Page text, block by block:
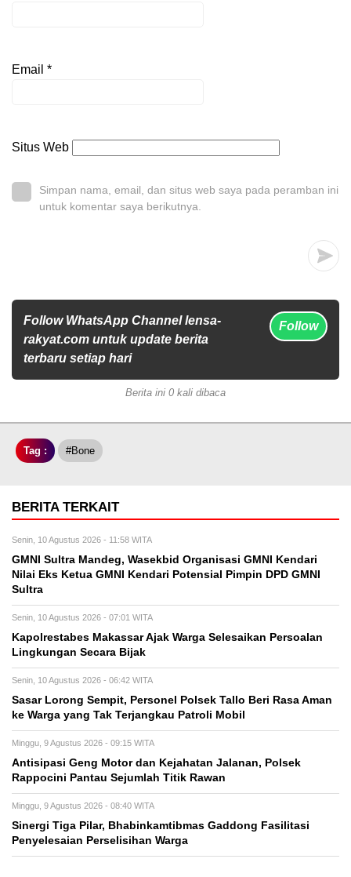
Email *
Situs Web
Simpan nama, email, dan situs web saya pada peramban ini
untuk komentar saya berikutnya.
Follow WhatsApp Channel lensa-
rakyat.com untuk update berita
terbaru setiap hari
Follow
Berita ini 0 kali dibaca
Tag : #Bone
BERITA TERKAIT
Senin, 10 Agustus 2026 - 11:58 WITA
GMNI Sultra Mandeg, Wasekbid Organisasi GMNI Kendari
Nilai Eks Ketua GMNI Kendari Potensial Pimpin DPD GMNI
Sultra
Senin, 10 Agustus 2026 - 07:01 WITA
Kapolrestabes Makassar Ajak Warga Selesaikan Persoalan
Lingkungan Secara Bijak
Senin, 10 Agustus 2026 - 06:42 WITA
Sasar Lorong Sempit, Personel Polsek Tallo Beri Rasa Aman
ke Warga yang Tak Terjangkau Patroli Mobil
Minggu, 9 Agustus 2026 - 09:15 WITA
Antisipasi Geng Motor dan Kejahatan Jalanan, Polsek
Rappocini Pantau Sejumlah Titik Rawan
Minggu, 9 Agustus 2026 - 08:40 WITA
Sinergi Tiga Pilar, Bhabinkamtibmas Gaddong Fasilitasi
Penyelesaian Perselisihan Warga